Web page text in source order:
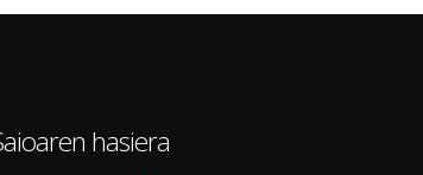
hasiera